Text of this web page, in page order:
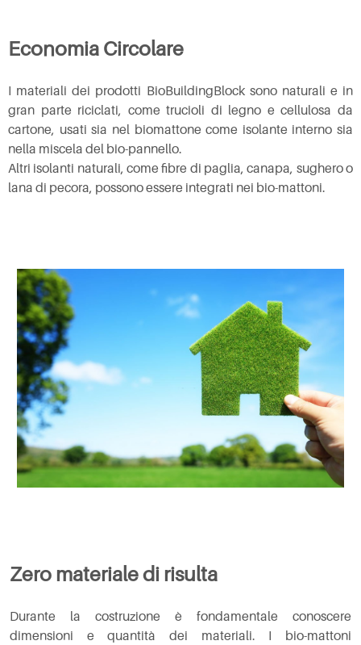
Economia Circolare
I materiali dei prodotti BioBuildingBlock sono naturali e in
gran parte riciclati, come trucioli di legno e cellulosa da
cartone, usati sia nel biomattone come isolante interno sia
nella miscela del bio-pannello.
Altri isolanti naturali, come fibre di paglia, canapa, sughero o
lana di pecora, possono essere integrati nei bio-mattoni.
Zero materiale di risulta
Durante la costruzione è fondamentale conoscere
dimensioni e quantità dei materiali. I bio-mattoni